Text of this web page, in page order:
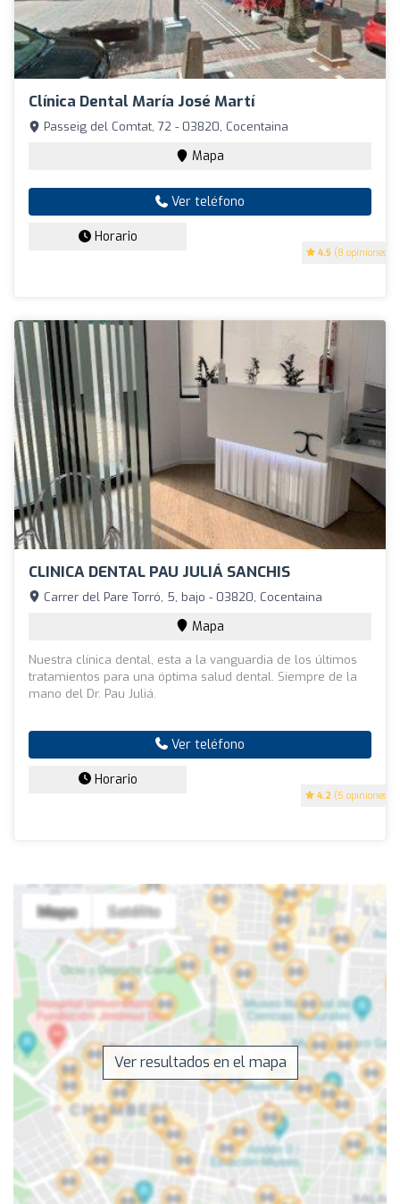
Clínica Dental María José Martí
4.5 (8 opiniones)
Passeig del Comtat, 72 - 03820, Cocentaina
Mapa
Ver teléfono
Horario
CLINICA DENTAL PAU JULIÁ SANCHIS
4.2 (5 opiniones)
Carrer del Pare Torró, 5, bajo - 03820, Cocentaina
Mapa
Nuestra clínica dental, esta a la vanguardia de los últimos
tratamientos para una óptima salud dental. Siempre de la
mano del Dr. Pau Juliá.
Ver teléfono
Horario
Ver resultados en el mapa